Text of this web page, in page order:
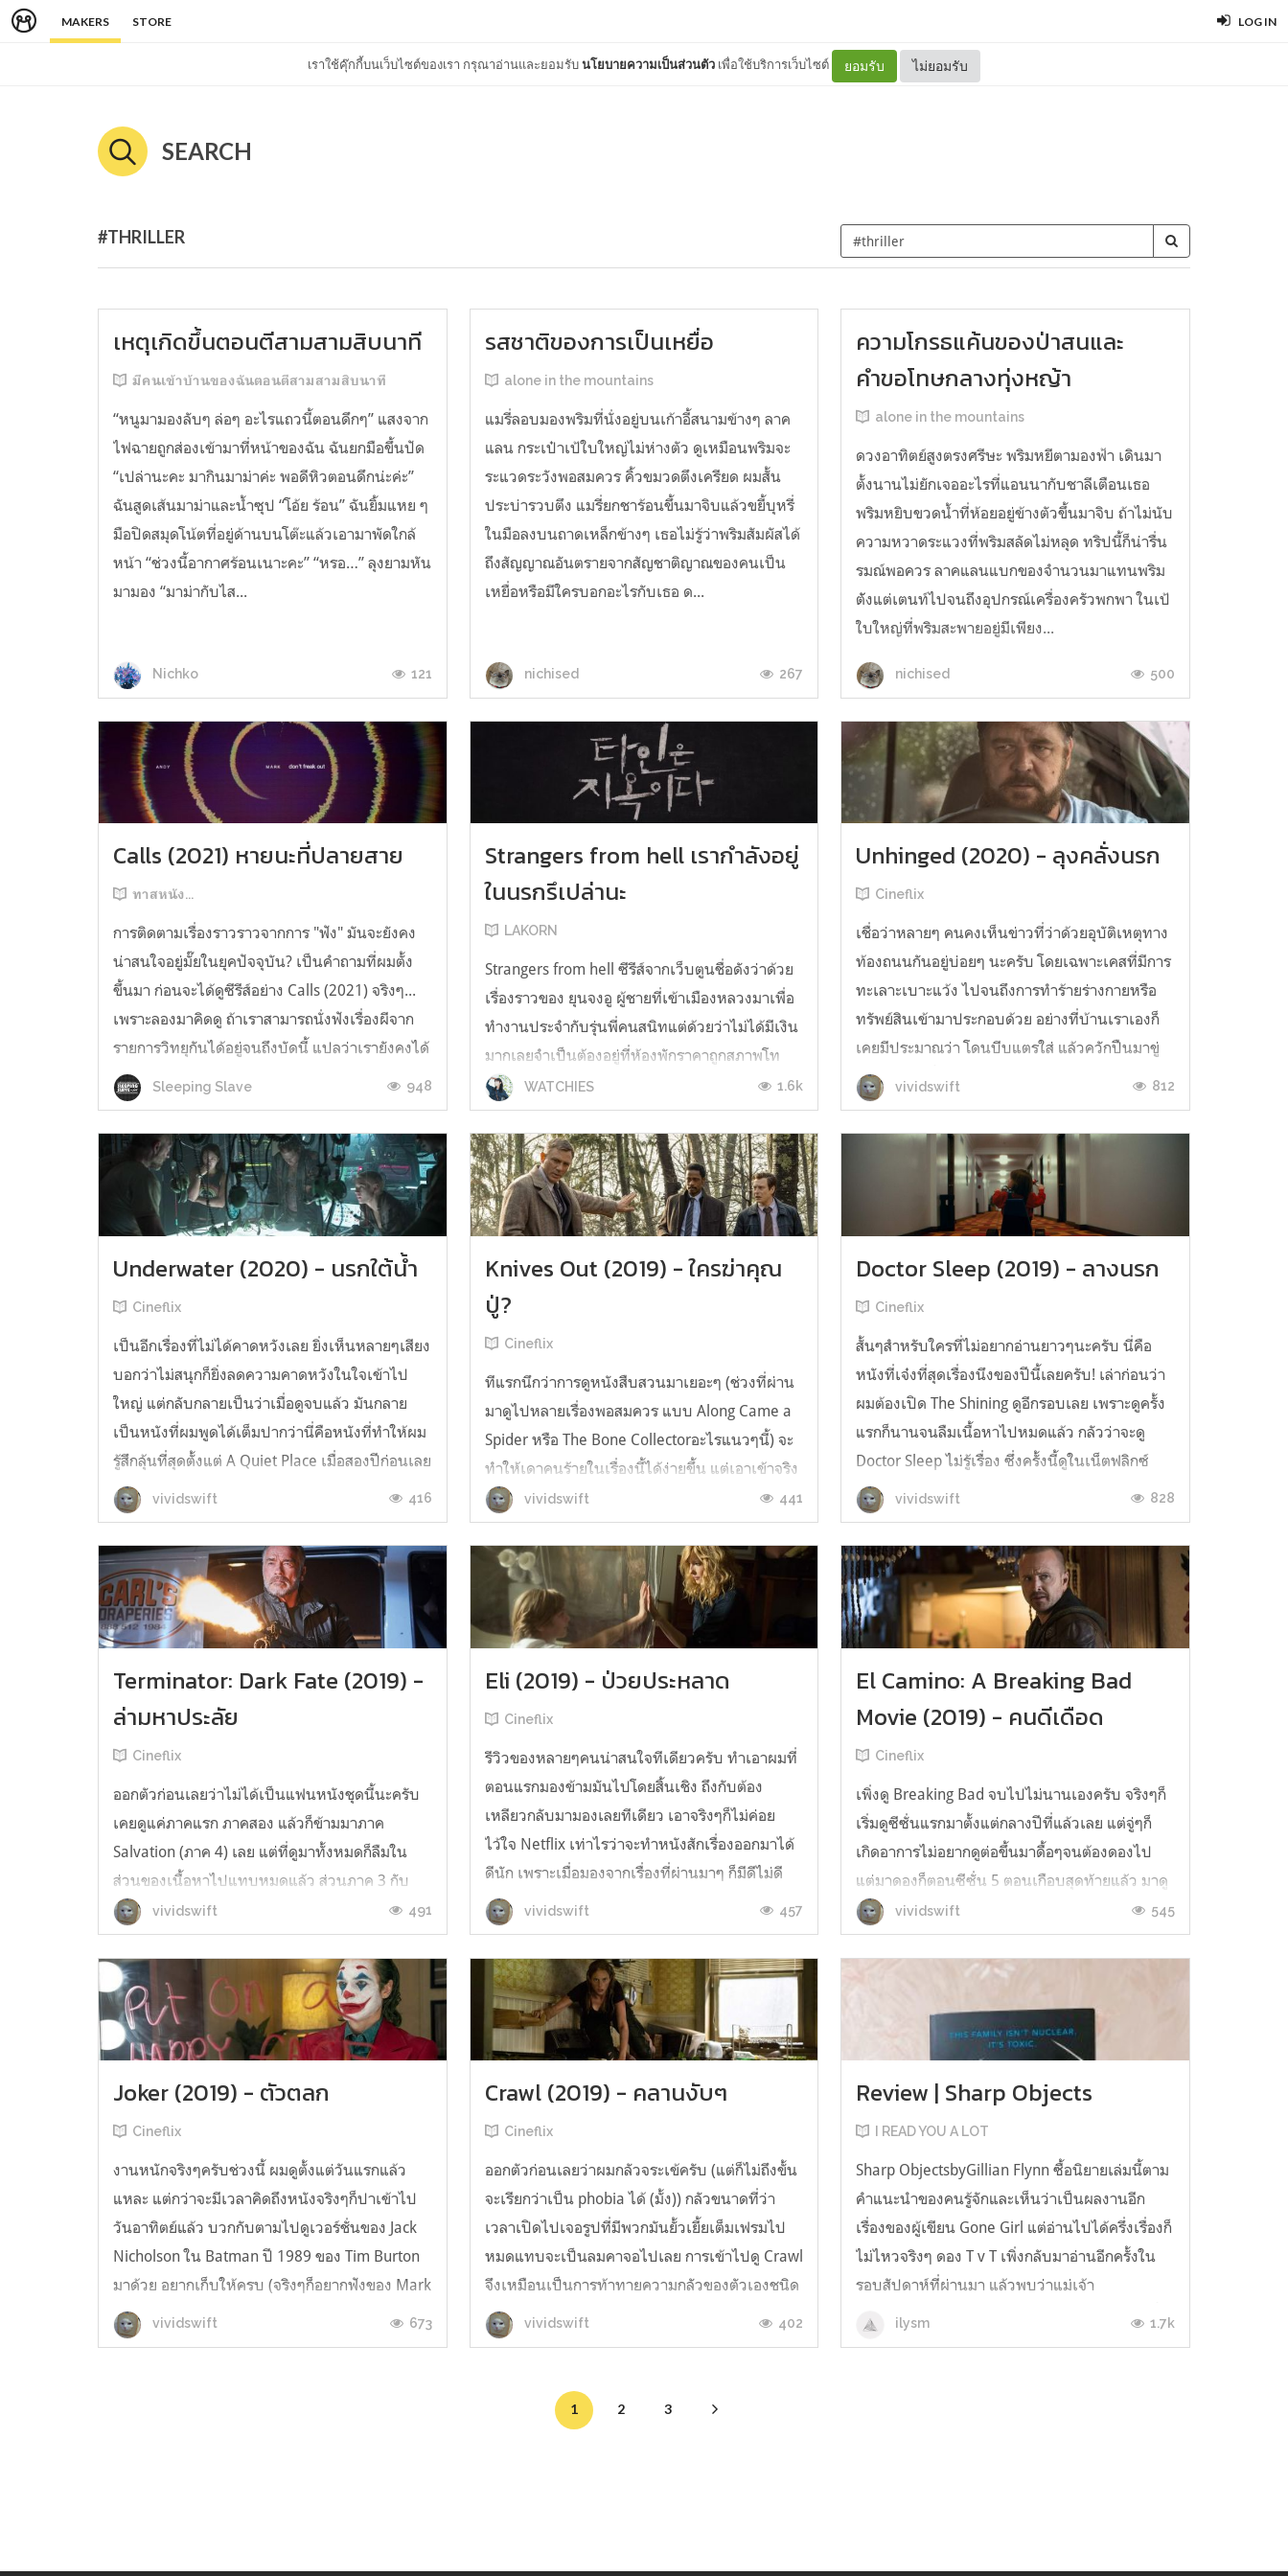
MAKERS STORE LOG IN
เราใช้คุ๊กกี้บนเว็บไซต์ของเรา กรุณาอ่านและยอมรับนโยบายความเป็นส่วนตัว เพื่อใช้บริการเว็บไซต์ ยอมรับ ไม่ยอมรับ
SEARCH
#THRILLER
เหตุเกิดขึ้นตอนตีสามสามสิบนาที
มีคนเข้าบ้านของฉันตอนตีสามสามสิบนาที
“หนูมามองลับๆ ล่อๆ อะไรแถวนี้ตอนดึกๆ” แสงจาก
ไฟฉายถูกส่องเข้ามาที่หน้าของฉัน ฉันยกมือขึ้นปัด
“เปล่านะคะ มากินมาม่าค่ะ พอดีหิวตอนดึกน่ะค่ะ”
ฉันสูดเส้นมาม่าและน้ำซุป “โอ้ย ร้อน” ฉันยิ้มแหย ๆ
มือปิดสมุดโน้ตที่อยู่ด้านบนโต๊ะแล้วเอามาพัดใกล้
หน้า “ช่วงนี้อากาศร้อนเนาะคะ” “หรอ…” ลุงยามหัน
มามอง “มาม่ากับไส...
Nichko 121
รสชาติของการเป็นเหยื่อ
alone in the mountains
แมรี่ลอบมองพริมที่นั่งอยู่บนเก้าอี้สนามข้างๆ ลาค
แลน กระเป๋าเป้ใบใหญ่ไม่ห่างตัว ดูเหมือนพริมจะ
ระแวดระวังพอสมควร คิ้วขมวดตึงเครียด ผมสั้น
ประบ่ารวบตึง แมรี่ยกชาร้อนขึ้นมาจิบแล้วขยี้บุหรี่
ในมือลงบนถาดเหล็กข้างๆ เธอไม่รู้ว่าพริมสัมผัสได้
ถึงสัญญาณอันตรายจากสัญชาติญาณของคนเป็น
เหยื่อหรือมีใครบอกอะไรกับเธอ ด...
nichised 267
ความโกรธแค้นของป่าสนและ
คำขอโทษกลางทุ่งหญ้า
alone in the mountains
ดวงอาทิตย์สูงตรงศรีษะ พริมหยีตามองฟ้า เดินมา
ตั้งนานไม่ยักเจออะไรที่แอนนากับชาลีเตือนเธอ
พริมหยิบขวดน้ำที่ห้อยอยู่ข้างตัวขึ้นมาจิบ ถ้าไม่นับ
ความหวาดระแวงที่พริมสลัดไม่หลุด ทริปนี้ก็น่ารื่น
รมณ์พอควร ลาคแลนแบกของจำนวนมาแทนพริม
ต้ังแต่เตนท์ไปจนถึงอุปกรณ์เครื่องครัวพกพา ในเป้
ใบใหญ่ที่พริมสะพายอยู่มีเพียง...
nichised 500
Calls (2021) หายนะที่ปลายสาย
ทาสหนัง...
การติดตามเรื่องราวราวจากการ "ฟัง" มันจะยังคง
น่าสนใจอยู่มั๊ยในยุคปัจจุบัน? เป็นคำถามที่ผมตั้ง
ขึ้นมา ก่อนจะได้ดูซีรีส์อย่าง Calls (2021) จริงๆ...
เพราะลองมาคิดดู ถ้าเราสามารถนั่งฟังเรื่องผีจาก
รายการวิทยุกันได้อยู่จนถึงบัดนี้ แปลว่าเรายังคงได้
ความบันเทิงจากการ "ฟัง" กันอยู่ แม้ว่าวิทยาการ
การถ่ายทำภาพยน...
Sleeping Slave 948
Strangers from hell เรากำลังอยู่
ในนรกรึเปล่านะ
LAKORN
Strangers from hell ซีรีส์จากเว็บตูนชื่อดังว่าด้วย
เรื่องราวของ ยุนจงอู ผู้ชายที่เข้าเมืองหลวงมาเพื่อ
ทำงานประจำกับรุ่นพี่คนสนิทแต่ด้วยว่าไม่ได้มีเงิน
มากเลยจำเป็นต้องอยู่ที่ห้องพักราคาถูกสภาพโท
รมๆ ห้องนอนที่มีพื้นที่เท่าแมวดิ้นตาย ใช้ห้องน่้ำ
และห้องครัวร่วมกันกับเพื่อนร่วมหอสุดพิลึกที่เต็ม
ไปด้วยความน...
WATCHIES 1.6k
Unhinged (2020) - ลุงคลั่งนรก
Cineflix
เชื่อว่าหลายๆ คนคงเห็นข่าวที่ว่าด้วยอุบัติเหตุทาง
ท้องถนนกันอยู่บ่อยๆ นะครับ โดยเฉพาะเคสที่มีการ
ทะเลาะเบาะแว้ง ไปจนถึงการทำร้ายร่างกายหรือ
ทรัพย์สินเข้ามาประกอบด้วย อย่างที่บ้านเราเองก็
เคยมีประมาณว่า โดนบีบแตรใส่ แล้วควักปืนมาขู่
อะไรแนวๆ นี้น่ะครับ บ่อยมากด้วย ซึ่ง Unhinged
เองก็หยิบประเด็นที่ว่ามาเ...
vividswift 812
Underwater (2020) - นรกใต้น้ำ
Cineflix
เป็นอีกเรื่องที่ไม่ได้คาดหวังเลย ยิ่งเห็นหลายๆเสียง
บอกว่าไม่สนุกก็ยิ่งลดความคาดหวังในใจเข้าไป
ใหญ่ แต่กลับกลายเป็นว่าเมื่อดูจบแล้ว มันกลาย
เป็นหนังที่ผมพูดได้เต็มปากว่านี่คือหนังที่ทำให้ผม
รู้สึกลุ้นที่สุดตั้งแต่ A Quiet Place เมื่อสองปีก่อนเลย
ครับ หนังมาพร้อมพล็อตที่เชยมาก คือ กลุ่มคนใน
แท่นขุดเจาะใต้...
vividswift 416
Knives Out (2019) - ใครฆ่าคุณ
ปู่?
Cineflix
ทีแรกนึกว่าการดูหนังสืบสวนมาเยอะๆ (ช่วงที่ผ่าน
มาดูไปหลายเรื่องพอสมควร แบบ Along Came a
Spider หรือ The Bone Collectorอะไรแนวๆนี้) จะ
ทำให้เดาคนร้ายในเรื่องนี้ได้ง่ายขึ้น แต่เอาเข้าจริง
มันไม่ใช่เลยครับ เพราะที่ผมดูๆไปน่ะ มันเป็นหนัง
สืบสวนดาดๆทั่วไป! ซึ่งไม่ใช่กับ Knives Out ที่ผู้
กำกับเค้าก็ออกตัวมาเ...
vividswift 441
Doctor Sleep (2019) - ลางนรก
Cineflix
สั้นๆสำหรับใครที่ไม่อยากอ่านยาวๆนะครับ นี่คือ
หนังที่เจ๋งที่สุดเรื่องนึงของปีนี้เลยครับ! เล่าก่อนว่า
ผมต้องเปิด The Shining ดูอีกรอบเลย เพราะดูครั้ง
แรกก็นานจนลืมเนื้อหาไปหมดแล้ว กลัวว่าจะดู
Doctor Sleep ไม่รู้เรื่อง ซึ่งครั้งนี้ดูในเน็ตฟลิกซ์
เป็นฉบับ European Cut ยาวแค่ราวๆสองชั่วโมง
แต่ครั้งแรกที่ด...
vividswift 828
Terminator: Dark Fate (2019) -
ล่ามหาประลัย
Cineflix
ออกตัวก่อนเลยว่าไม่ได้เป็นแฟนหนังชุดนี้นะครับ
เคยดูแค่ภาคแรก ภาคสอง แล้วก็ข้ามมาภาค
Salvation (ภาค 4) เลย แต่ที่ดูมาทั้งหมดก็ลืมใน
ส่วนของเนื้อหาไปแทบหมดแล้ว ส่วนภาค 3 กับ
Genisys นี่ยังไม่มีโอกาสได้ชมเลยครับ (แต่ก็อาจจะ
ข้ามไปเลยเพราะหลายๆคนบอกว่าไม่ค่อยดีนัก)
Terminator 2: Judgment Day นี่ถือเป็นคว...
vividswift 491
Eli (2019) - ป่วยประหลาด
Cineflix
รีวิวของหลายๆคนน่าสนใจทีเดียวครับ ทำเอาผมที่
ตอนแรกมองข้ามมันไปโดยสิ้นเชิง ถึงกับต้อง
เหลียวกลับมามองเลยทีเดียว เอาจริงๆก็ไม่ค่อย
ไว้ใจ Netflix เท่าไรว่าจะทำหนังสักเรื่องออกมาได้
ดีนัก เพราะเมื่อมองจากเรื่องที่ผ่านมาๆ ก็มีดีไม่ดี
ผสมปนกันไปจนเริ่มรู้สึกระแวงการดูหนังไปเลย
แต่กับ Eli นี้ผมค่อนข้างเซอร์ไพ...
vividswift 457
El Camino: A Breaking Bad
Movie (2019) - คนดีเดือด
Cineflix
เพิ่งดู Breaking Bad จบไปไม่นานเองครับ จริงๆก็
เริ่มดูซีซั่นแรกมาตั้งแต่กลางปีที่แล้วเลย แต่จู่ๆก็
เกิดอาการไม่อยากดูต่อขึ้นมาดื้อๆจนต้องดองไป
แต่มาดองก็ตอนซีซั่น 5 ตอนเกือบสุดท้ายแล้ว มาดู
ตอนจบจริงๆก็หลายเดือนต่อมาเลยครับ (อยากย้อน
กลับไปหยิกหน้าตัวเองมากว่าทำไมมึงไม่ยอมดูให้
จบ เหลือตอนเดียวเองแท้ๆ) ...
vividswift 545
Joker (2019) - ตัวตลก
Cineflix
งานหนักจริงๆครับช่วงนี้ ผมดูตั้งแต่วันแรกแล้ว
แหละ แต่กว่าจะมีเวลาคิดถึงหนังจริงๆก็ปาเข้าไป
วันอาทิตย์แล้ว บวกกับตามไปดูเวอร์ชั่นของ Jack
Nicholson ใน Batman ปี 1989 ของ Tim Burton
มาด้วย อยากเก็บให้ครบ (จริงๆก็อยากฟังของ Mark
Hamill ใน Batman: The Animated Seriesที่
หลายๆคนบอกว่าเป็นหนึ่งในตำนานเหมือ...
vividswift 673
Crawl (2019) - คลานงับๆ
Cineflix
ออกตัวก่อนเลยว่าผมกลัวจระเข้ครับ (แต่ก็ไม่ถึงขั้น
จะเรียกว่าเป็น phobia ได้ (มั้ง)) กลัวขนาดที่ว่า
เวลาเปิดไปเจอรูปที่มีพวกมันยั้วเยี้ยเต็มเฟรมไป
หมดแทบจะเป็นลมคาจอไปเลย การเข้าไปดู Crawl
จึงเหมือนเป็นการท้าทายความกลัวของตัวเองชนิด
หนึ่ง ชนิดที่มองย้อนกลับไปถึงกับต้องถามตัวเองว่า
นี่จะดูหนังหรือมาบำเพ็ญ...
vividswift 402
Review | Sharp Objects
I READ YOU A LOT
Sharp ObjectsbyGillian Flynn ซื้อนิยายเล่มนี้ตาม
คำแนะนำของคนรู้จักและเห็นว่าเป็นผลงานอีก
เรื่องของผู้เขียน Gone Girl แต่อ่านไปได้ครึ่งเรื่องก็
ไม่ไหวจริงๆ ดอง T v T เพิ่งกลับมาอ่านอีกครั้งใน
รอบสัปดาห์ที่ผ่านมา แล้วพบว่าแม่เจ้า
าาาาาาาาาาาาาาาาาาาาาา จากที่เคยคิดว่าชาตินี้
คงอ่านไม่จบแล้วก...
ilysm 1.7k
1 2 3